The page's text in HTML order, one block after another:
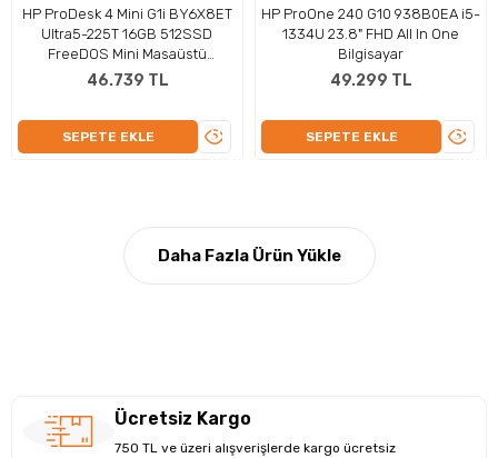
HP ProDesk 4 Mini G1i BY6X8ET
Ultra5-225T 16GB 512SSD
FreeDOS Mini Masaüstü
Bilgisayar
46.739 TL
SEPETE EKLE
ÜRÜNÜ
HP ProOne 240 G10 938B0EA i5-
1334U 23.8" FHD All In One
Bilgisayar
49.299 TL
SEPETE EKLE
Daha Fazla Ürün Yükle
Ücretsiz Kargo
750 TL ve üzeri alışverişlerde kargo ücretsiz